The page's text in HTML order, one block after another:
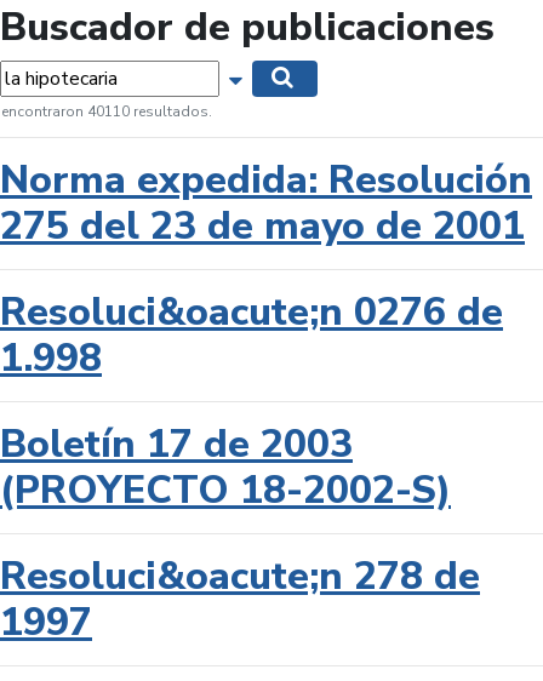
Buscador de publicaciones
Mostrar opciones de búsqueda
encontraron 40110 resultados.
Norma expedida: Resolución
275 del 23 de mayo de 2001
Resoluci&oacute;n 0276 de
1.998
Boletín 17 de 2003
(PROYECTO 18-2002-S)
Resoluci&oacute;n 278 de
1997